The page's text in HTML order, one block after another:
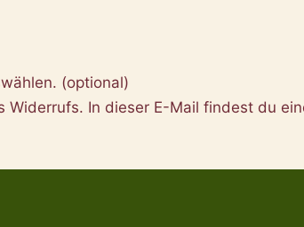
(optional)
In dieser E-Mail findest du